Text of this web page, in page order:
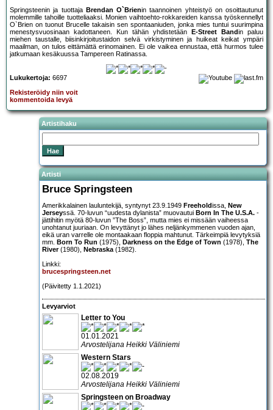
Springsteenin ja tuottaja Brendan O`Brienin taannoinen yhteistyö on osoittautunut
molemmille tahoille tuotteliaaksi. Monien vaihtoehto-rokkareiden kanssa työskennellyt
O`Brien on tuonut Brucelle takaisin sen spontaaniuden, jonka mies tuntui suurimpina
menestysvuosinaan kadottaneen. Kun tähän yhdistetään
E-Street Bandin paluu
miehen taustalle, biisinkirjoitustaidon selvä virkistyminen ja huikeat keikat ympäri
maailman, on tulos eittämättä erinomainen. Ei ole vaikea ennustaa, että hurmos tulee
jatkumaan kesäkuussa Tampereen Ratinassa.
Lukukertoja: 6697
Rekisteröidy niin voit
kommentoida levyä
Artistihaku
Artisti
Bruce Springsteen
Amerikkalainen lauluntekijä, syntynyt 23.9.1949 Freeholdissa, New
Jerseyssä. 70-luvun “uudesta dylanista” muovautui Born In The U.S.A. -
jättihitin myötä 80-luvun ”The Boss”, mutta mies ei missään vaiheessa
unohtanut juuriaan. On levyttänyt jo lähes neljänkymmenen vuoden ajan,
eikä uran varrelle ole montaakaan floppia mahtunut. Tärkeimpiä levytyksiä
mm. Born To Run (1975), Darkness on the Edge of Town (1978), The
River(1980), Nebraska (1982).
Linkki:
brucespringsteen.net
(Päivitetty 1.1.2021)
Levyarviot
Letter to You
01.01.2021
Arvostelijana Heikki Väliniemi
Western Stars
02.08.2019
Arvostelijana Heikki Väliniemi
Springsteen on Broadway